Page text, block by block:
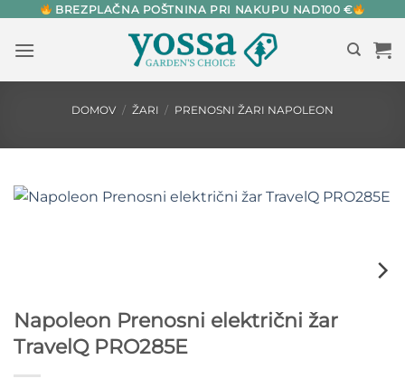
content
BREZPLAČNA POŠTNINA PRI NAKUPU NAD100 €
DOMOV / ŽARI / PRENOSNI ŽARI NAPOLEON
Napoleon Prenosni električni žar
TravelQ PRO285E